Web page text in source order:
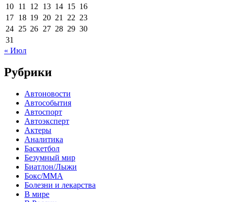
10 11 12 13 14 15 16
17 18 19 20 21 22 23
24 25 26 27 28 29 30
31
« Июл
Рубрики
Автоновости
Автособытия
Автоспорт
Автоэксперт
Актеры
Аналитика
Баскетбол
Безумный мир
Биатлон/Лыжи
Бокс/MMA
Болезни и лекарства
В мире